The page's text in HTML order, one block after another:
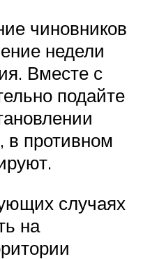
чиновников
недели
Вместе с
подайте
в противном
случаях
на